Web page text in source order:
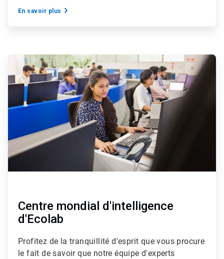
En savoir plus
ArticleTile
de
5
Centre mondial d'intelligence
d'Ecolab
Profitez de la tranquillité d'esprit que vous procure
le fait de savoir que notre équipe d'experts